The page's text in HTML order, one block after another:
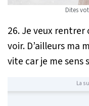
Dites
26. Je veux
voir. D’ailleurs ma
vite car je me sens
La